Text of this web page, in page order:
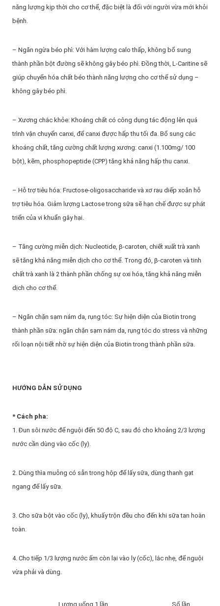
năng lượng kịp thời cho cơ thể, đặc biệt là đối với người vừa mới khỏi
bệnh.
– Ngăn ngừa béo phì: Với hàm lượng calo thấp, không bổ sung
thành phần bột đường sẽ không gây béo phì. Đồng thời, L-Caritine sẽ
giúp chuyển hóa chất béo thành năng lượng cho cơ thể sử dụng –
không gây béo phì.
– Xương chắc khỏe: Khoáng chất có công dụng tác động lên quá
trình vận chuyển canxi, để canxi được hấp thu tối đa. Bổ sung các
khoáng chất, tăng cường chất lượng xương: canxi (1.100mg/ 100
bột), kẽm, phosphopeptide (CPP) tăng khả năng hấp thu canxi.
– Hỗ trợ tiêu hóa: Fructose-oligosaccharide và xơ rau diếp xoăn hỗ
trợ tiêu hóa. Giảm lượng Lactose trong sữa sẽ hạn chế được sự phát
triển của vi khuẩn gây hại.
– Tăng cường miễn dịch: Nucleotide, β-caroten, chiết xuất trà xanh
sẽ tăng khả năng miễn dịch cho cơ thể. Trong đó, β-caroten và tinh
chất trà xanh là 2 thành phần chống sự oxi hóa, tăng khả năng miễn
dịch cho cơ thể.
– Ngăn chặn sạm nám da, rụng tóc: Sự hiện diện của Biotin trong
thành phần sữa: ngăn chặn sạm nám da, rụng tóc do stress và những
rối loạn nội tiết nhờ sự hiện diện của Biotin trong thành phần sữa.
HƯỚNG DẪN SỬ DỤNG
* Cách pha:
1. Đun sôi nước để nguội đến 50 độ C, sau đó cho khoảng 2/3 lượng
nước cần dùng vào cốc (ly).
2. Dùng thìa muỗng có sẵn trong hộp để lấy sữa, dùng thanh gạt
ngang để lấy sữa.
3. Cho sữa bột vào cốc (ly), khuấy trộn đều cho đến khi sữa tan hoàn
toàn.
4. Cho tiếp 1/3 lượng nước ấm còn lại vào ly (cốc), lắc nhẹ, để nguội
vừa phải và dùng.
Lượng uống 1 lần Số lần